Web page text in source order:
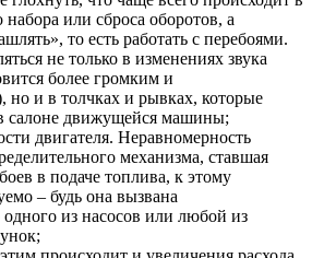
или сброса оборотов, а
то есть работать с перебоями.
не только в изменениях звука
более громким и
но и в толчках и рывках, которые
салоне движущейся машины;
двигателя. Неравномерность
механизма, ставшая
в подаче топлива, к этому
– будь она вызвана
из насосов или любой из